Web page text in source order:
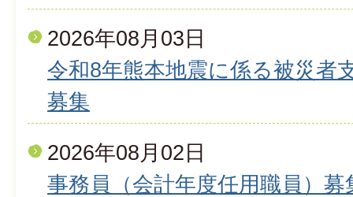
2026年08月03日
令和8年熊本地震に係る被災者
募集
2026年08月02日
事務員（会計年度任用職員）募